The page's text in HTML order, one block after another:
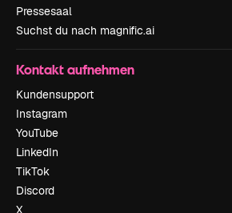
Pressesaal
Suchst du nach magnific.ai
Kontakt aufnehmen
Kundensupport
Instagram
YouTube
LinkedIn
TikTok
Discord
X